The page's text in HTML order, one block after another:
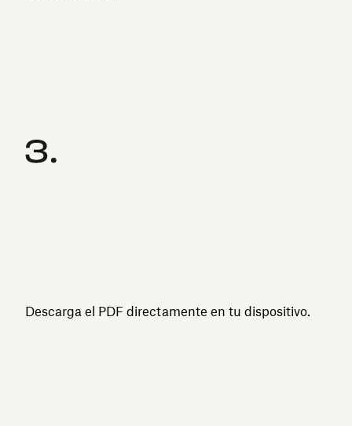
Descarga el PDF directamente en tu dispositivo.